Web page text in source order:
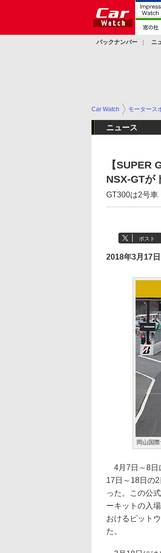
バックナンバー ニ
Car Watch モータース
ニュース
【SUPER
NSX-GTが
GT300は2号車
ポスト
2018年3月17
岡山国
4月7日～8日
17日～18日の
った。この公
ーキットの入
おけるピット
た。